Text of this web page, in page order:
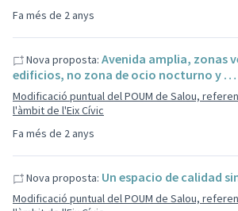
Fa més de 2 anys
Fa més de 2 anys
Nova proposta: Avenida amplia, zonas
edificios, no zona de ocio nocturno y …
Modificació puntual del POUM de Salou,
l'àmbit de l'Eix Cívic
Nova proposta: Un espacio de calidad
Modificació puntual del POUM de Salou,